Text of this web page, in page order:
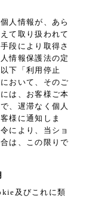
人情報が、あら
て取り扱われて
段により取得さ
情報保護法の定
下「利用停止
おいて、そのご
は、お客様ご本
、遅滞なく個人
様に通知しま
により、当ショ
は、この限りで
及びこれに類